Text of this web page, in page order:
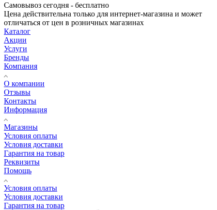
Самовывоз сегодня - бесплатно
Цена действительна только для интернет-магазина и может
отличаться от цен в розничных магазинах
Каталог
Акции
Услуги
Бренды
Компания
О компании
Отзывы
Контакты
Информация
Магазины
Условия оплаты
Условия доставки
Гарантия на товар
Реквизиты
Помощь
Условия оплаты
Условия доставки
Гарантия на товар